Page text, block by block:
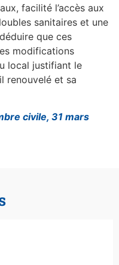
facilité l’accès aux
sanitaires et une
que ces
modifications
local justifiant le
renouvelé et sa
civile, 31 mars